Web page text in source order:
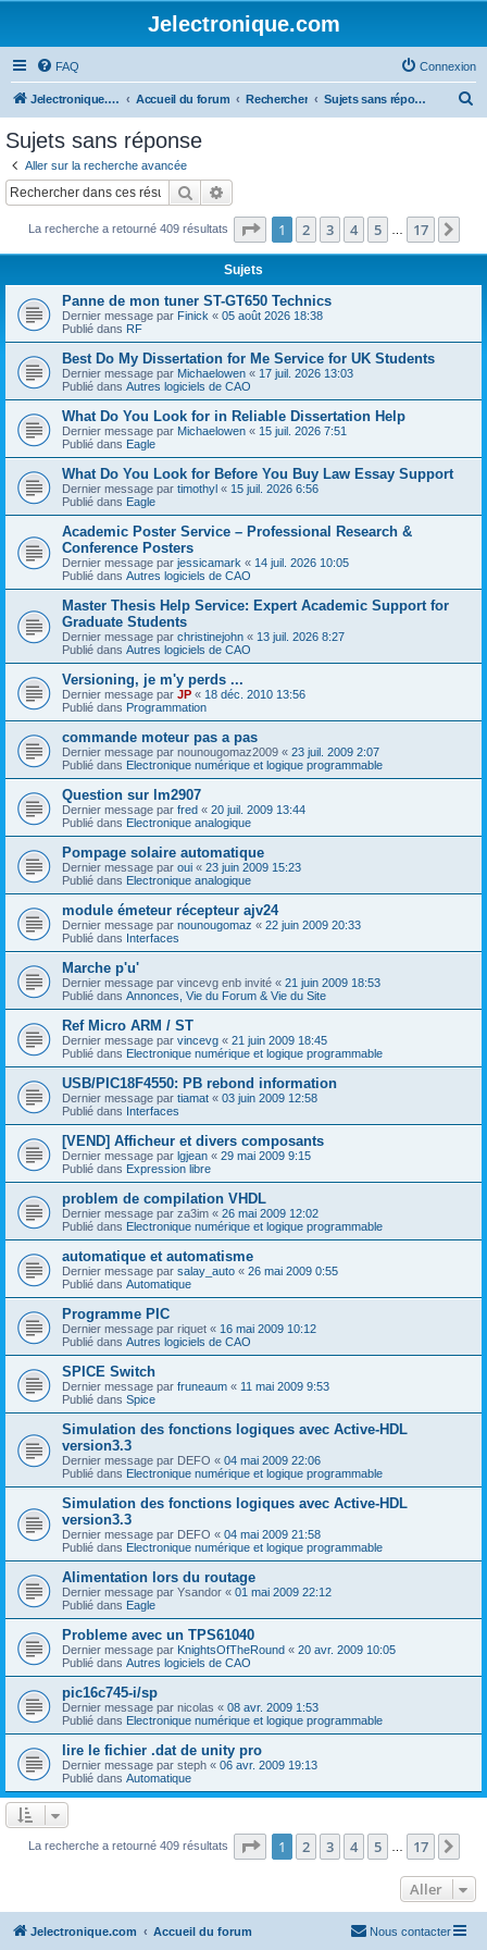
Jelectronique.com
FAQ Connexion
Jelectronique.com Accueil du forum Rechercher Sujets sans réponse
c
Sujets sans réponse
Aller sur la recherche avancée
Rechercher
La recherche a retourné 409 résultats Page 1sur17
1 2 3 4 5 17
Sujets
Panne de mon tuner ST-GT650 Technics
Dernier message par Finick « 05 août 2026 18:38
Publié dans RF
Best Do My Dissertation for Me Service for UK Students
Dernier message par Michaelowen « 17 juil. 2026 13:03
Publié dans Autres logiciels de CAO
What Do You Look for in Reliable Dissertation Help
Dernier message par Michaelowen « 15 juil. 2026 7:51
Publié dans Eagle
What Do You Look for Before You Buy Law Essay Support
Dernier message par timothyl « 15 juil. 2026 6:56
Publié dans Eagle
Academic Poster Service – Professional Research &
Conference Posters
Dernier message par jessicamark « 14 juil. 2026 10:05
Publié dans Autres logiciels de CAO
Master Thesis Help Service: Expert Academic Support for
Graduate Students
Dernier message par christinejohn « 13 juil. 2026 8:27
Publié dans Autres logiciels de CAO
Versioning, je m'y perds ...
Dernier message par JP « 18 déc. 2010 13:56
Publié dans Programmation
commande moteur pas a pas
Dernier message par nounougomaz2009 « 23 juil. 2009 2:07
Publié dans Electronique numérique et logique programmable
Question sur lm2907
Dernier message par fred « 20 juil. 2009 13:44
Publié dans Electronique analogique
Pompage solaire automatique
Dernier message par oui « 23 juin 2009 15:23
Publié dans Electronique analogique
module émeteur récepteur ajv24
Dernier message par nounougomaz « 22 juin 2009 20:33
Publié dans Interfaces
Marche p'u'
Dernier message par vincevg enb invité « 21 juin 2009 18:53
Publié dans Annonces, Vie du Forum & Vie du Site
Ref Micro ARM / ST
Dernier message par vincevg « 21 juin 2009 18:45
Publié dans Electronique numérique et logique programmable
USB/PIC18F4550: PB rebond information
Dernier message par tiamat « 03 juin 2009 12:58
Publié dans Interfaces
[VEND] Afficheur et divers composants
Dernier message par lgjean « 29 mai 2009 9:15
Publié dans Expression libre
problem de compilation VHDL
Dernier message par za3im « 26 mai 2009 12:02
Publié dans Electronique numérique et logique programmable
automatique et automatisme
Dernier message par salay_auto « 26 mai 2009 0:55
Publié dans Automatique
Programme PIC
Dernier message par riquet « 16 mai 2009 10:12
Publié dans Autres logiciels de CAO
SPICE Switch
Dernier message par fruneaum « 11 mai 2009 9:53
Publié dans Spice
Simulation des fonctions logiques avec Active-HDL
version3.3
Dernier message par DEFO « 04 mai 2009 22:06
Publié dans Electronique numérique et logique programmable
Simulation des fonctions logiques avec Active-HDL
version3.3
Dernier message par DEFO « 04 mai 2009 21:58
Publié dans Electronique numérique et logique programmable
Alimentation lors du routage
Dernier message par Ysandor « 01 mai 2009 22:12
Publié dans Eagle
Probleme avec un TPS61040
Dernier message par KnightsOfTheRound « 20 avr. 2009 10:05
Publié dans Autres logiciels de CAO
pic16c745-i/sp
Dernier message par nicolas « 08 avr. 2009 1:53
Publié dans Electronique numérique et logique programmable
lire le fichier .dat de unity pro
Dernier message par steph « 06 avr. 2009 19:13
Publié dans Automatique
La recherche a retourné 409 résultats Page 1sur17
1 2 3 4 5 17
Aller
Jelectronique.com Accueil du forum Nous contacter